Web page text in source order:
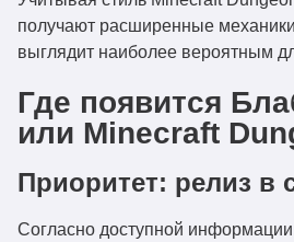
получают расширенные
выглядит наиболее вероятным
Где появится
или Minecraft
Приоритет: релиз в
Согласно доступной